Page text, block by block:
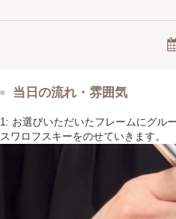
当日の流れ・雰囲気
1: お選びいただいたフレームにグル
スワロフスキーをのせていきます。